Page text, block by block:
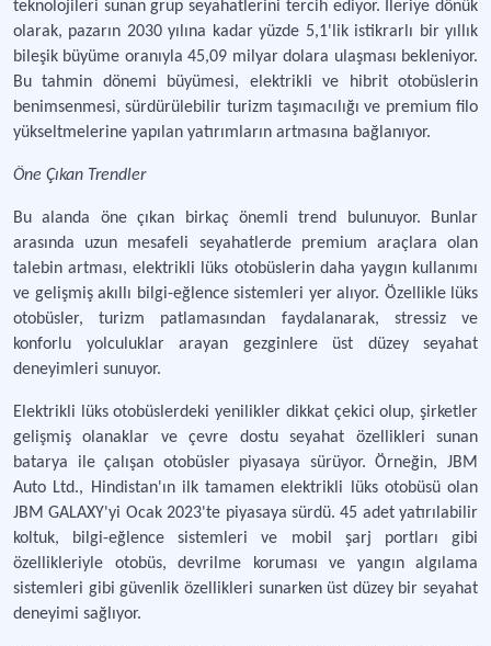
teknolojileri sunan grup seyahatlerini tercih ediyor. İleriye dönük
olarak, pazarın 2030 yılına kadar yüzde 5,1'lik istikrarlı bir yıllık
bileşik büyüme oranıyla 45,09 milyar dolara ulaşması bekleniyor.
Bu tahmin dönemi büyümesi, elektrikli ve hibrit otobüslerin
benimsenmesi, sürdürülebilir turizm taşımacılığı ve premium filo
yükseltmelerine yapılan yatırımların artmasına bağlanıyor.
Öne Çıkan Trendler
Bu alanda öne çıkan birkaç önemli trend bulunuyor. Bunlar
arasında uzun mesafeli seyahatlerde premium araçlara olan
talebin artması, elektrikli lüks otobüslerin daha yaygın kullanımı
ve gelişmiş akıllı bilgi-eğlence sistemleri yer alıyor. Özellikle lüks
otobüsler, turizm patlamasından faydalanarak, stressiz ve
konforlu yolculuklar arayan gezginlere üst düzey seyahat
deneyimleri sunuyor.
Elektrikli lüks otobüslerdeki yenilikler dikkat çekici olup, şirketler
gelişmiş olanaklar ve çevre dostu seyahat özellikleri sunan
batarya ile çalışan otobüsler piyasaya sürüyor. Örneğin, JBM
Auto Ltd., Hindistan'ın ilk tamamen elektrikli lüks otobüsü olan
JBM GALAXY'yi Ocak 2023'te piyasaya sürdü. 45 adet yatırılabilir
koltuk, bilgi-eğlence sistemleri ve mobil şarj portları gibi
özellikleriyle otobüs, devrilme koruması ve yangın algılama
sistemleri gibi güvenlik özellikleri sunarken üst düzey bir seyahat
deneyimi sağlıyor.